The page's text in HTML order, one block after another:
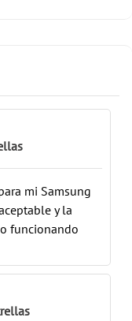
mi Samsung
y la
funcionando